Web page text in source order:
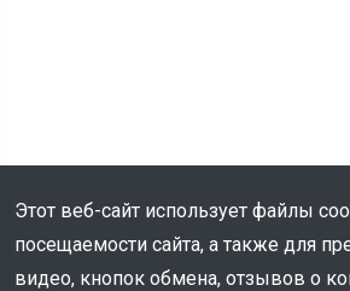
Этот веб-сайт использует файлы
посещаемости сайта, а также для
видео, кнопок обмена, отзывов о